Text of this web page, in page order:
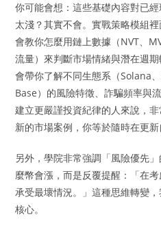
你可能會想：這些基礎內容對已
太淺？其實不會。實戰策略模組
會教你怎麼用鏈上數據（NVT、
流量）來判斷市場情緒與潛在週
會帶你了解不同生態系（Solana
Base）的風險特徵、詐騙頻率與
建立更嚴謹投資紀律的人來說，
新的市場案例，你等於隨時在更新
另外，學院非常強調「風險優先
麼幣會漲，而是反覆提醒：「在
承受最壞情況。」這種思維轉變
核心。